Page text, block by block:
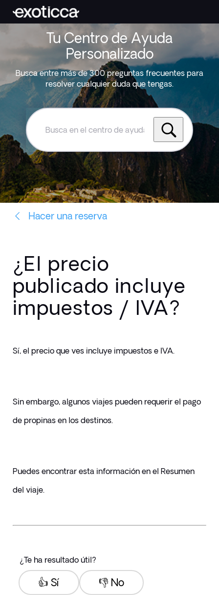
Tu Centro de Ayuda
Personalizado
Busca entre más de 300 preguntas frecuentes para
resolver cualquier duda que tengas.
Busca
el
centro
de
ayuda
de
Exoticca
Hacer una reserva
¿El precio
publicado incluye
impuestos / IVA?
Sí, el precio que ves incluye impuestos e IVA.
Sin embargo, algunos viajes pueden requerir el pago
de propinas en los destinos.
Puedes encontrar esta información en el Resumen
del viaje.
¿Te ha resultado útil?
👎 No
👍 Sí